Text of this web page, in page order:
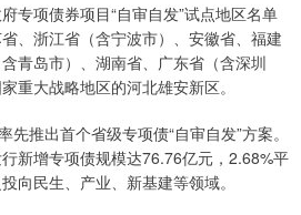
项债券项目“自审自发”试点地区名单
、浙江省（含宁波市）、安徽省、福建
青岛市）、湖南省、广东省（含深圳
重大战略地区的河北雄安新区。
推出首个省级专项债“自审自发”方案。
新增专项债规模达76.76亿元，2.68%平
向民生、产业、新基建等领域。